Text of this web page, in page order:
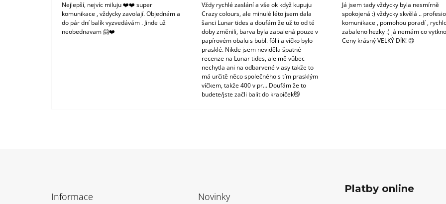
Nejlepší, nejvíc miluju ❤️❤️ super
komunikace , vždycky zavolají. Objednám a
do pár dní balík vyzvedávám . Jinde už
neobednavam 🤗❤️
Vždy rychlé zaslání a vše ok když kupuju
Crazy colours, ale minulé léto jsem dala
šanci Lunar tides a doufám že už to od té
doby změnili, barva byla zabalená pouze v
papírovém obalu s bubl. fólii a víčko bylo
prasklé. Nikde jsem neviděla špatné
recenze na Lunar tides, ale mě vůbec
nechytla ani na odbarvené vlasy takže to
má určitě něco společného s tím prasklým
víčkem, takže 400 v pr... Doufám že to
budete/jste začli balit do krabiček😼
Já jsem tady vždycky byla nesmírně
spokojená :) vždycky skvělá ..
komunikace , pomohou poradí ,
zabaleno hezky :) já nemám co
Ceny krásný VELKÝ DÍK! 😉
Informace
Novinky
Platby online